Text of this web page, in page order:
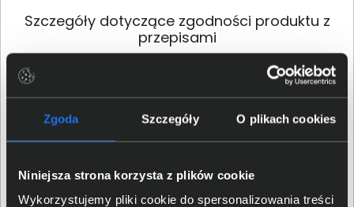
Zgoda Szczegóły O plikach cookies
Niniejsza strona korzysta z plików cookie
Wykorzystujemy pliki cookie do spersonalizowania treści
Szczegóły dotyczące zgodności produktu z
przepisami
Dane producenta
HP Inc.; 1501 Page Mill Road,
Palo Alto, CA 94304, United
1501
Osoba odpowiedzialna za
produkt
Barcelona, Spain; Email
contact:reg@hp.com